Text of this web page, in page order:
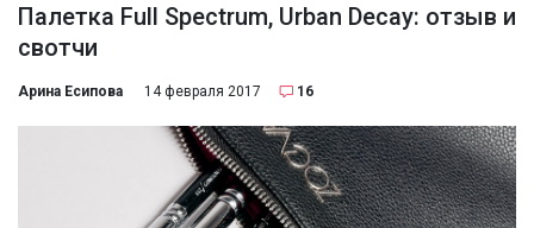
Палетка Full Spectrum, Urban Decay: отзыв и
свотчи
Арина Есипова 14 февраля 2017 16